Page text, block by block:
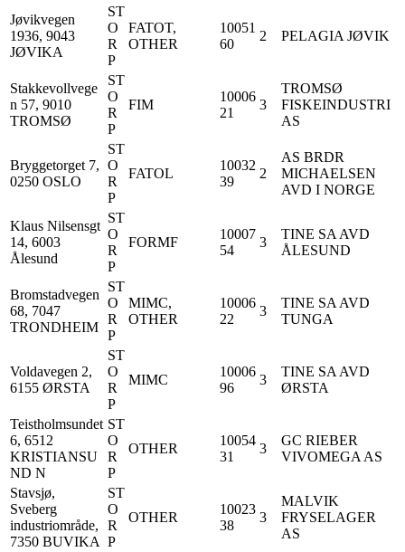
Jøvikvegen
1936, 9043
JØVIKA
ST
O
R
P
FATOT,
OTHER
10051
60
2 PELAGIA JØVIK
Stakkevollvege
n 57, 9010
TROMSØ
ST
O
R
P
FIM
10006
21
3
TROMSØ
FISKEINDUSTRI
AS
Bryggetorget 7,
0250 OSLO
ST
O
R
P
FATOL
10032
39
2
AS BRDR
MICHAELSEN
AVD I NORGE
Klaus Nilsensgt
14, 6003
Ålesund
ST
O
R
P
FORMF
10007
54
3
TINE SA AVD
ÅLESUND
Bromstadvegen
68, 7047
TRONDHEIM
ST
O
R
P
MIMC,
OTHER
10006
22
3
TINE SA AVD
TUNGA
Voldavegen 2,
6155 ØRSTA
ST
O
R
P
MIMC
10006
96
3
TINE SA AVD
ØRSTA
Teistholmsundet
6, 6512
KRISTIANSU
ND N
ST
O
R
P
OTHER
10054
31
3
GC RIEBER
VIVOMEGA AS
Stavsjø,
Sveberg
industriområde,
7350 BUVIKA
ST
O
R
P
OTHER
10023
38
3
MALVIK
FRYSELAGER
AS